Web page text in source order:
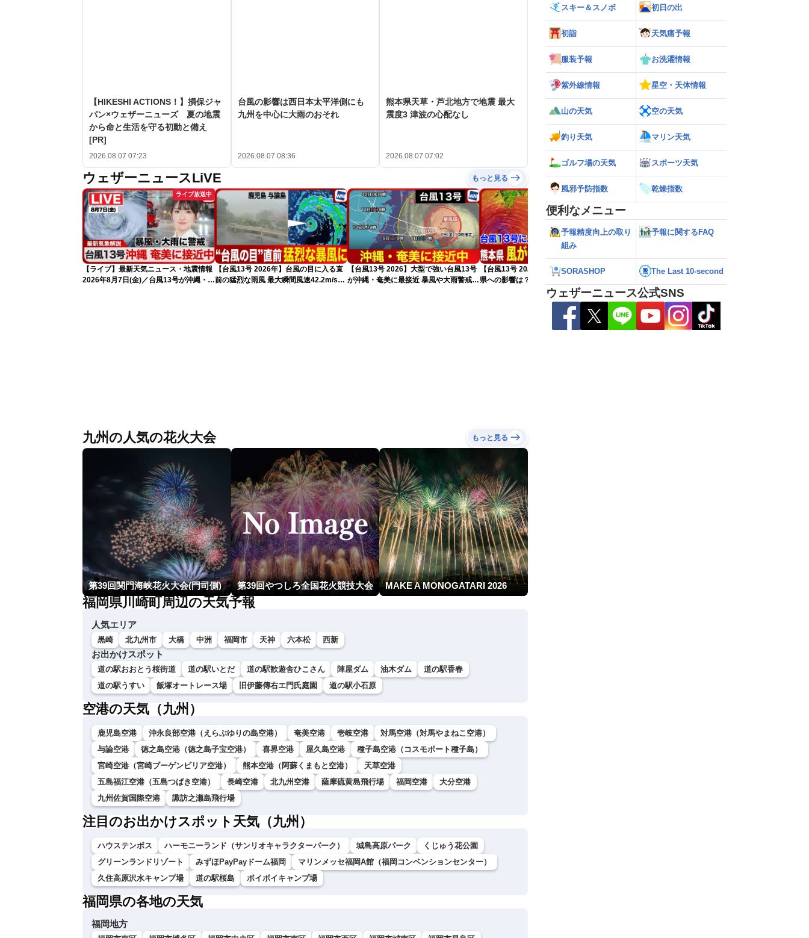
【HIKESHI ACTIONS！】損保ジャ
パン×ウェザーニューズ 夏の地震
から命と生活を守る初動と備え
[PR]
2026.08.07 07:23
台風の影響は西日本太平洋側にも
九州を中心に大雨のおそれ
2026.08.07 08:36
熊本県天草・芦北地方で地震 最大
震度3 津波の心配なし
2026.08.07 07:02
ウェザーニュースLiVE もっと見る
ライブ放送中
【ライブ】最新天気ニュース・地震情報
2026年8月7日(金)／台風13号が沖縄・奄
【台風13号 2026年】台風の目に入る直
前の猛烈な雨風 最大瞬間風速42.2m/s観
【台風13号 2026】大型で強い台風13号
が沖縄・奄美に最接近 暴風や大雨警戒
【台風13号 2026】台風13号による熊本
県への影響は？（7日9時更新）
【雨情報】西〜東日本太平洋側は台風の
影響で強雨 九州では大雨のおそれ
九州の人気の花火大会 もっと見る
第39回関門海峡花火大会(門司側) 第39回やつしろ全国花火競技大会 MAKE A MONOGATARI 2026
福岡県川崎町周辺の天気予報
人気エリア
黒崎 北九州市 大橋 中洲 福岡市 天神 六本松 西新
お出かけスポット
道の駅おおとう桜街道 道の駅いとだ 道の駅歓遊舎ひこさん 陣屋ダム 油木ダム
道の駅香春
道の駅うすい
飯塚オートレース場 旧伊藤傳右エ門氏庭園 道の駅小石原
空港の天気（九州）
鹿児島空港 沖永良部空港（えらぶゆりの島空港） 奄美空港 壱岐空港
対馬空港（対馬やまねこ空港）
与論空港
徳之島空港（徳之島子宝空港） 喜界空港 屋久島空港
種子島空港（コスモポート種子島）
宮崎空港（宮崎ブーゲンビリア空港）
熊本空港（阿蘇くまもと空港）
天草空港
五島福江空港（五島つばき空港）
長崎空港 北九州空港 薩摩硫黄島飛行場 福岡空港
大分空港
九州佐賀国際空港
諏訪之瀬島飛行場
注目のお出かけスポット天気（九州）
ハウステンボス ハーモニーランド（サンリオキャラクターパーク） 城島高原パーク
くじゅう花公園
グリーンランドリゾート
みずほPayPayドーム福岡
マリンメッセ福岡A館（福岡コンベンションセンター）
久住高原沢水キャンプ場
道の駅桜島 ボイボイキャンプ場
福岡県の各地の天気
福岡地方
スキー＆スノボ 初日の出
初詣 天気痛予報
服装予報 お洗濯情報
紫外線情報 星空・天体情報
山の天気 空の天気
釣り天気 マリン天気
ゴルフ場の天気 スポーツ天気
風邪予防指数 乾燥指数
便利なメニュー
予報精度向上の取り
組み
予報に関するFAQ
SORASHOP The Last 10-second
ウェザーニュース公式SNS